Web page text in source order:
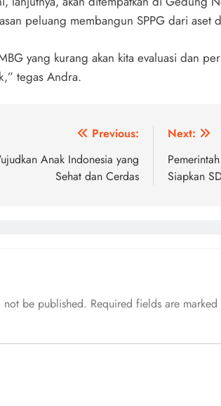
peluang membangun SPPG dari aset
yang kurang akan kita evaluasi dan
tegas Andra.
Previous:
Anak Indonesia yang
Sehat dan Cerdas
Next:
Siapkan
not be published. Required fields are marked